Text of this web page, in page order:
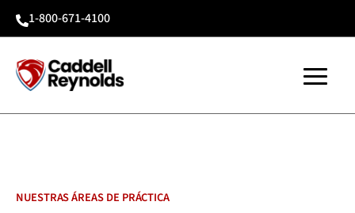
1-800-671-4100
NUESTRAS ÁREAS DE PRÁCTICA